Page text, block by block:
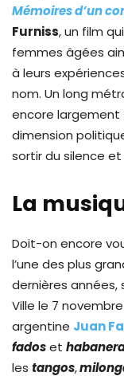
Mémoires d’un
Furniss, un film
femmes âgées
à leurs
nom. Un long
encore
dimension
sortir du silence et
La
Doit-on encore
l’une des plus
dernières années,
Ville le 7
argentine Juan
fadoset
les tangos,